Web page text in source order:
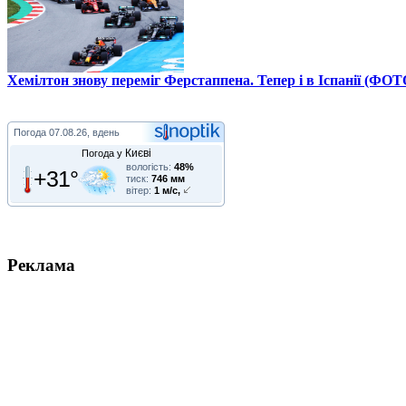
Хемілтон знову переміг Ферстаппена. Тепер і в Іспанії
Погода 07.08.26, вдень
Погода у Києві
+31° вологість: 48%
тиск: 746 мм
вітер: 1 м/с,
Реклама